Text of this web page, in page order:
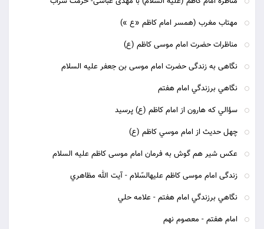
مهتاب مغرب (همسر امام کاظم «ع »)
مناظرات حضرت امام موسی کاظم (ع)
نگاهی به زندگی حضرت امام موسی بن جعفر علیه السلام
نگاهي برزندگي امام هفتم
سؤالي كه هارون از امام كاظم (ع) پرسيد
چهل حديث از امام موسي كاظم (ع)
عكس شیر هم گوش به فرمان امام موسى كاظم علیه السلام
زندگى امام موسى كاظم عليه‏السّلام‏ - آيت الله مظاهري
نگاهي برزندگي امام هفتم - علامه حلي
امام هفتم - معصوم نهم